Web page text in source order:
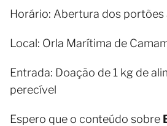
Horário: Abertura dos portões
Local: Orla Marítima de
Entrada: Doação de 1 kg de
perecível
Espero que o conteúdo sobre